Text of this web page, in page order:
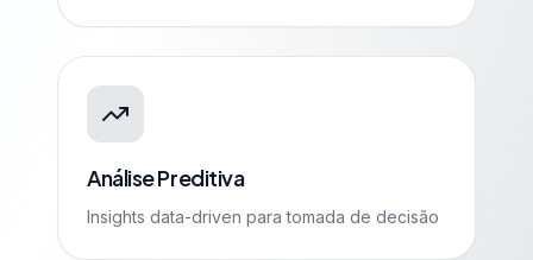
Análise Preditiva
Insights data-driven para tomada de decisão